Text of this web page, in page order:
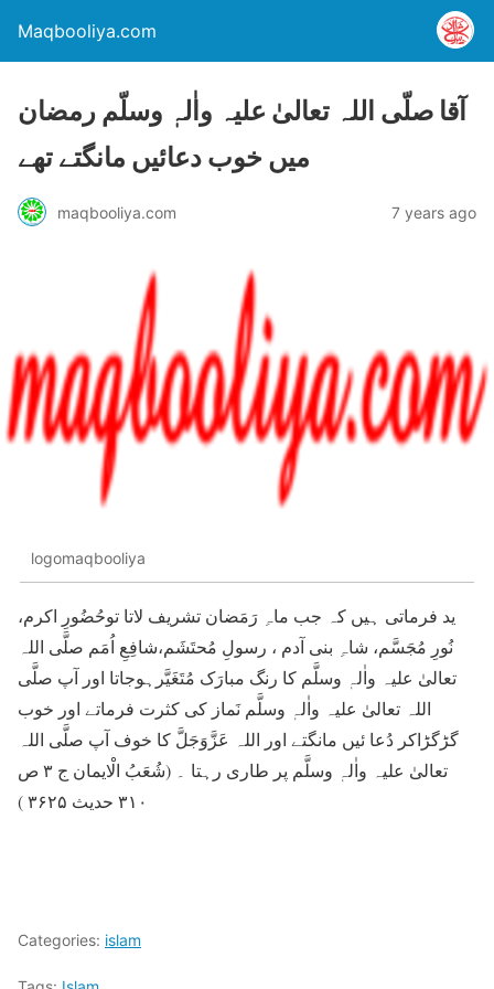
Maqbooliya.com
آقا صلّی اللہ تعالیٰ علیہ واٰلہٖ وسلّم رمضان
میں خوب دعائیں مانگتے تھے
maqbooliya.com 7 years ago
logomaqbooliya
ید فرماتی ہیں کہ جب ماہِ رَمَضان تشریف لاتا توحُضُورِ اکرم،
نُورِ مُجَسَّم، شاہِ بنی آدم ، رسولِ مُحتَشَم،شافِعِ اُمَم صلَّی اللہ
تعالیٰ علیہ واٰلہٖ وسلَّم کا رنگ مبارَک مُتَغَیَّرہوجاتا اور آپ صلَّی
اللہ تعالیٰ علیہ واٰلہٖ وسلَّم نَماز کی کثرت فرماتے اور خوب
گڑگڑاکر دُعا ئیں مانگتے اور اللہ عَزَّوَجَلَّ کا خوف آپ صلَّی اللہ
تعالیٰ علیہ واٰلہٖ وسلَّم پر طاری رہتا ۔ (شُعَبُ الْایمان ج ۳ ص
۳۱۰ حدیث ۳۶۲۵ )
Categories: islam